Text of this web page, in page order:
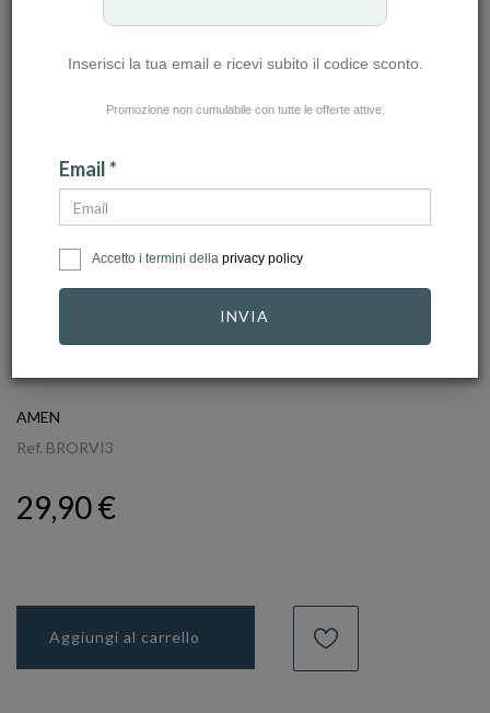
click to zoom
AMEN
Ref. BRORVI3
29,90 €
Aggiungi al carrello
Inserisci la tua email e ricevi subito il codice sconto.
Promozione non cumulabile con tutte le offerte attive.
Email *
Accetto i termini della privacy policy
INVIA